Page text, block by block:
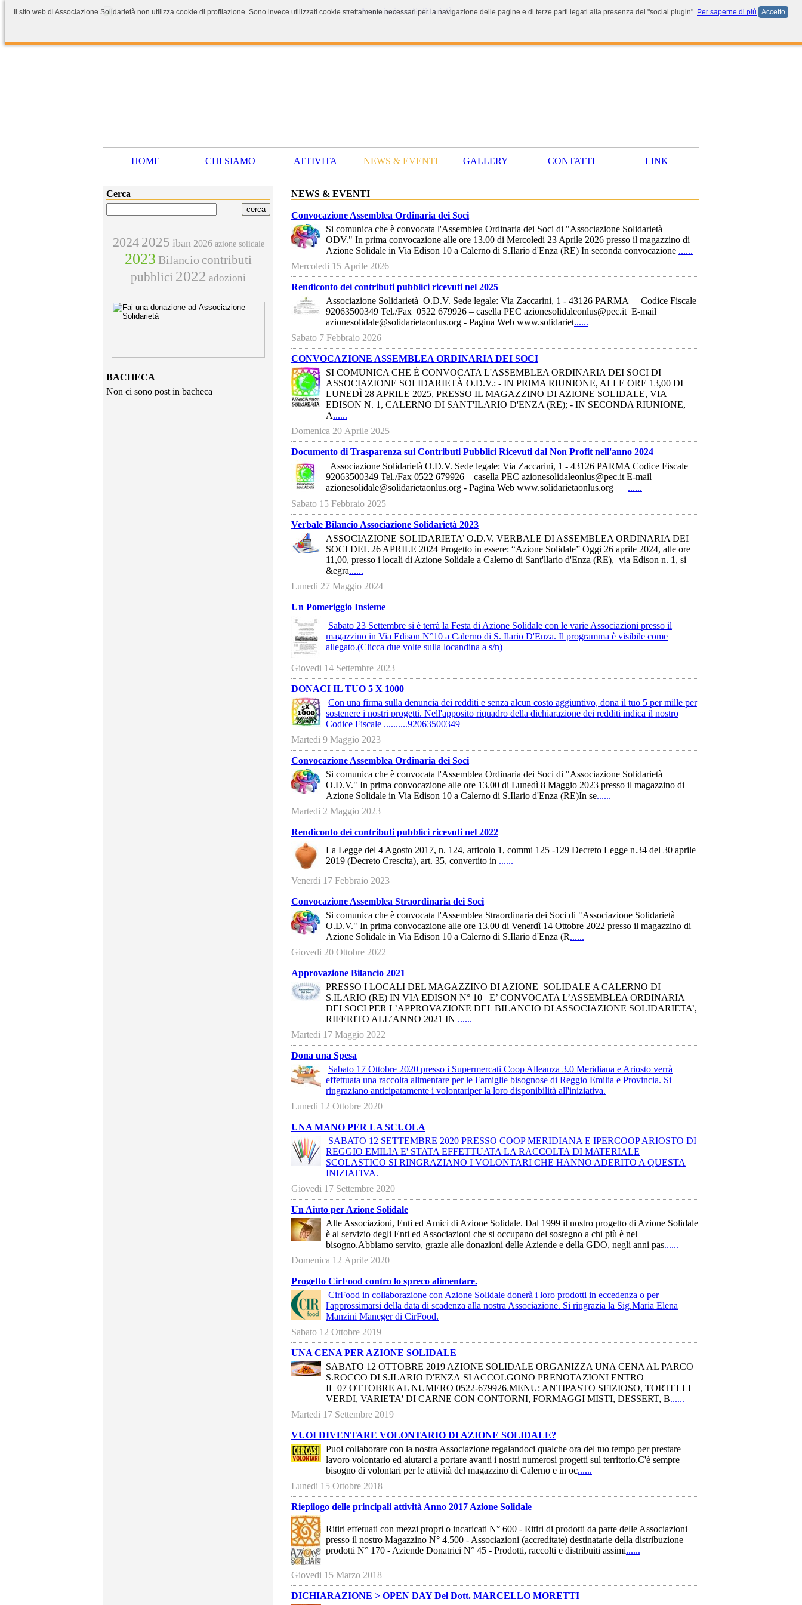
HOME CHI SIAMO ATTIVITA NEWS & EVENTI GALLERY CONTATTI LINK
Cerca
2024 2025 iban 2026 azione solidale
2023 Bilancio contributi
pubblici 2022 adozioni
BACHECA
Non ci sono post in bacheca
NEWS & EVENTI
Convocazione Assemblea Ordinaria dei Soci
Si comunica che è convocata l'Assemblea Ordinaria dei Soci di "Associazione Solidarietà
ODV." In prima convocazione alle ore 13.00 di Mercoledi 23 Aprile 2026 presso il magazzino di
Azione Solidale in Via Edison 10 a Calerno di S.Ilario d'Enza (RE) In seconda convocazione ......
Mercoledi 15 Aprile 2026
Rendiconto dei contributi pubblici ricevuti nel 2025
Associazione Solidarietà O.D.V. Sede legale: Via Zaccarini, 1 - 43126 PARMA Codice Fiscale
92063500349 Tel./Fax 0522 679926 – casella PEC azionesolidaleonlus@pec.it E-mail
azionesolidale@solidarietaonlus.org - Pagina Web www.solidariet......
Sabato 7 Febbraio 2026
CONVOCAZIONE ASSEMBLEA ORDINARIA DEI SOCI
SI COMUNICA CHE È CONVOCATA L'ASSEMBLEA ORDINARIA DEI SOCI DI
ASSOCIAZIONE SOLIDARIETÀ O.D.V.: - IN PRIMA RIUNIONE, ALLE ORE 13,00 DI
LUNEDÌ 28 APRILE 2025, PRESSO IL MAGAZZINO DI AZIONE SOLIDALE, VIA
EDISON N. 1, CALERNO DI SANT'ILARIO D'ENZA (RE); - IN SECONDA RIUNIONE,
A......
Domenica 20 Aprile 2025
Documento di Trasparenza sui Contributi Pubblici Ricevuti dal Non Profit nell'anno 2024
Associazione Solidarietà O.D.V. Sede legale: Via Zaccarini, 1 - 43126 PARMA Codice Fiscale
92063500349 Tel./Fax 0522 679926 – casella PEC azionesolidaleonlus@pec.it E-mail
azionesolidale@solidarietaonlus.org - Pagina Web www.solidarietaonlus.org ......
Sabato 15 Febbraio 2025
Verbale Bilancio Associazione Solidarietà 2023
ASSOCIAZIONE SOLIDARIETA’ O.D.V. VERBALE DI ASSEMBLEA ORDINARIA DEI
SOCI DEL 26 APRILE 2024 Progetto in essere: “Azione Solidale” Oggi 26 aprile 2024, alle ore
11,00, presso i locali di Azione Solidale a Calerno di Sant'llario d'Enza (RE), via Edison n. 1, si
&egra......
Lunedi 27 Maggio 2024
Un Pomeriggio Insieme
Sabato 23 Settembre si è terrà la Festa di Azione Solidale con le varie Associazioni presso il
magazzino in Via Edison N°10 a Calerno di S. Ilario D'Enza. Il programma è visibile come
allegato.(Clicca due volte sulla locandina a s/n)
Giovedi 14 Settembre 2023
DONACI IL TUO 5 X 1000
Con una firma sulla denuncia dei redditi e senza alcun costo aggiuntivo, dona il tuo 5 per mille per
sostenere i nostri progetti. Nell'apposito riquadro della dichiarazione dei redditi indica il nostro
Codice Fiscale ..........92063500349
Martedi 9 Maggio 2023
Convocazione Assemblea Ordinaria dei Soci
Si comunica che è convocata l'Assemblea Ordinaria dei Soci di "Associazione Solidarietà
O.D.V." In prima convocazione alle ore 13.00 di Lunedì 8 Maggio 2023 presso il magazzino di
Azione Solidale in Via Edison 10 a Calerno di S.Ilario d'Enza (RE)In se......
Martedi 2 Maggio 2023
Rendiconto dei contributi pubblici ricevuti nel 2022
La Legge del 4 Agosto 2017, n. 124, articolo 1, commi 125 -129 Decreto Legge n.34 del 30 aprile
2019 (Decreto Crescita), art. 35, convertito in ......
Venerdi 17 Febbraio 2023
Convocazione Assemblea Straordinaria dei Soci
Si comunica che è convocata l'Assemblea Straordinaria dei Soci di "Associazione Solidarietà
O.D.V." In prima convocazione alle ore 13.00 di Venerdì 14 Ottobre 2022 presso il magazzino di
Azione Solidale in Via Edison 10 a Calerno di S.Ilario d'Enza (R......
Giovedi 20 Ottobre 2022
Approvazione Bilancio 2021
PRESSO I LOCALI DEL MAGAZZINO DI AZIONE SOLIDALE A CALERNO DI
S.ILARIO (RE) IN VIA EDISON N° 10 E’ CONVOCATA L’ASSEMBLEA ORDINARIA
DEI SOCI PER L’APPROVAZIONE DEL BILANCIO DI ASSOCIAZIONE SOLIDARIETA’,
RIFERITO ALL’ANNO 2021 IN ......
Martedi 17 Maggio 2022
Dona una Spesa
Sabato 17 Ottobre 2020 presso i Supermercati Coop Alleanza 3.0 Meridiana e Ariosto verrà
effettuata una raccolta alimentare per le Famiglie bisognose di Reggio Emilia e Provincia. Si
ringraziano anticipatamente i volontariper la loro disponibilità all'iniziativa.
Lunedi 12 Ottobre 2020
UNA MANO PER LA SCUOLA
SABATO 12 SETTEMBRE 2020 PRESSO COOP MERIDIANA E IPERCOOP ARIOSTO DI
REGGIO EMILIA E' STATA EFFETTUATA LA RACCOLTA DI MATERIALE
SCOLASTICO SI RINGRAZIANO I VOLONTARI CHE HANNO ADERITO A QUESTA
INIZIATIVA.
Giovedi 17 Settembre 2020
Un Aiuto per Azione Solidale
Alle Associazioni, Enti ed Amici di Azione Solidale. Dal 1999 il nostro progetto di Azione Solidale
è al servizio degli Enti ed Associazioni che si occupano del sostegno a chi più è nel
bisogno.Abbiamo servito, grazie alle donazioni delle Aziende e della GDO, negli anni pas......
Domenica 12 Aprile 2020
Progetto CirFood contro lo spreco alimentare.
CirFood in collaborazione con Azione Solidale donerà i loro prodotti in eccedenza o per
l'approssimarsi della data di scadenza alla nostra Associazione. Si ringrazia la Sig.Maria Elena
Manzini Maneger di CirFood.
Sabato 12 Ottobre 2019
UNA CENA PER AZIONE SOLIDALE
SABATO 12 OTTOBRE 2019 AZIONE SOLIDALE ORGANIZZA UNA CENA AL PARCO
S.ROCCO DI S.ILARIO D'ENZA SI ACCOLGONO PRENOTAZIONI ENTRO
IL 07 OTTOBRE AL NUMERO 0522-679926.MENU: ANTIPASTO SFIZIOSO, TORTELLI
VERDI, VARIETA' DI CARNE CON CONTORNI, FORMAGGI MISTI, DESSERT, B......
Martedi 17 Settembre 2019
VUOI DIVENTARE VOLONTARIO DI AZIONE SOLIDALE?
Puoi collaborare con la nostra Associazione regalandoci qualche ora del tuo tempo per prestare
lavoro volontario ed aiutarci a portare avanti i nostri numerosi progetti sul territorio.C'è sempre
bisogno di volontari per le attività del magazzino di Calerno e in oc......
Lunedi 15 Ottobre 2018
Riepilogo delle principali attività Anno 2017 Azione Solidale
Ritiri effetuati con mezzi propri o incaricati N° 600 - Ritiri di prodotti da parte delle Associazioni
presso il nostro Magazzino N° 4.500 - Associazioni (accreditate) destinatarie della distribuzione
prodotti N° 170 - Aziende Donatrici N° 45 - Prodotti, raccolti e distribuiti assimi......
Giovedi 15 Marzo 2018
DICHIARAZIONE > OPEN DAY Del Dott. MARCELLO MORETTI
Il sito web di Associazione Solidarietà non utilizza cookie di profilazione. Sono invece utilizzati cookie strettamente necessari per la navigazione delle pagine e di terze parti legati alla presenza dei "social plugin". Per saperne di più Accetto